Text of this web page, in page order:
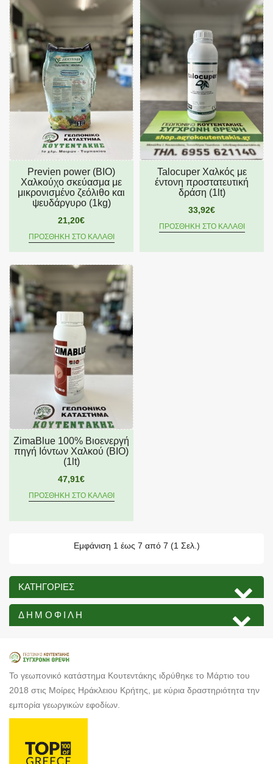
Previen power (ΒΙΟ)
Χαλκούχο σκεύασμα με
μικρονισμένο ζεόλιθο και
ψευδάργυρο (1kg)
21,20€
ΠΡΟΣΘΉΚΗ ΣΤΟ ΚΑΛΆΘΙ
Talocuper Χαλκός με
έντονη προστατευτική
δράση (1lt)
33,92€
ΠΡΟΣΘΉΚΗ ΣΤΟ ΚΑΛΆΘΙ
ZimaBlue 100% Βιοενεργή
πηγή Ιόντων Χαλκού (BIO)
(1lt)
47,91€
ΠΡΟΣΘΉΚΗ ΣΤΟ ΚΑΛΆΘΙ
Εμφάνιση 1 έως 7 από 7 (1 Σελ.)
ΚΑΤΗΓΟΡΊΕΣ
ΔΗΜΟΦΙΛΉ
Το γεωπονικό κατάστημα Κουτεντάκης ιδρύθηκε το Μάρτιο του
2018 στις Μοίρες Ηράκλειου Κρήτης, με κύρια δραστηριότητα την
εμπορία γεωργικών εφοδίων.